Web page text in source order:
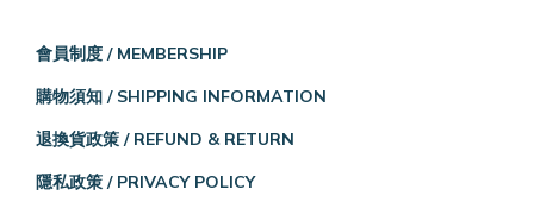
會員制度 / MEMBERSHIP
購物須知 / SHIPPING INFORMATION
退換貨政策 / REFUND & RETURN
隱私政策 / PRIVACY POLICY